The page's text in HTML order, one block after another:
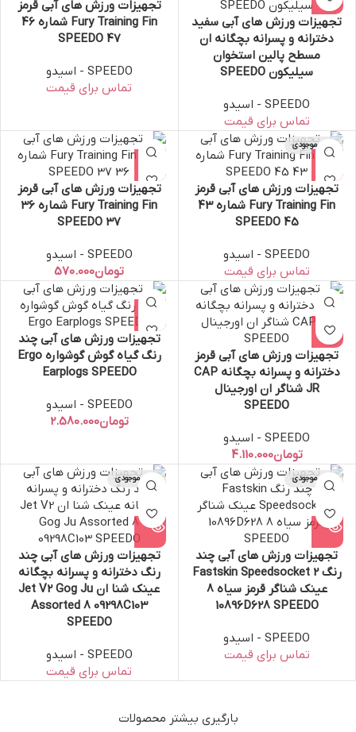
تجهیزات ورزش های آبی سفید
دخترانه و پسرانه بچگانه ان
مسطح پالین استخوان
سیلیکون SPEEDO
SPEEDO - اسیدو
تجهیزات ورزش های آبی قرمز
Fury Training Fin شماره 46
47 SPEEDO
SPEEDO - اسیدو
اتمام موجودی
تجهیزات ورزش های آبی قرمز
Fury Training Fin شماره 43
45 SPEEDO
SPEEDO - اسیدو
تجهیزات ورزش های آبی قرمز
Fury Training Fin شماره 36
37 SPEEDO
SPEEDO - اسیدو
تومان
تجهیزات ورزش های آبی قرمز
دخترانه و پسرانه بچگانه CAP
JR شناگر ان اورجینال
SPEEDO
SPEEDO - اسیدو
تومان
تجهیزات ورزش های آبی چند
رنگ گیاه گوش گوشواره Ergo
Earplogs SPEEDO
SPEEDO - اسیدو
تومان
اتمام موجودی
تجهیزات ورزش های آبی چند
رنگ Fastskin Speedsocket 2
عینک شناگر قرمز سیاه 8
10896D628 SPEEDO
SPEEDO - اسیدو
اتمام موجودی
تجهیزات ورزش های آبی چند
رنگ دخترانه و پسرانه بچگانه
عینک شنا ان Jet V2 Gog Ju
Assorted 8 09298C103
SPEEDO
SPEEDO - اسیدو
بارگیری بیشتر محصولات